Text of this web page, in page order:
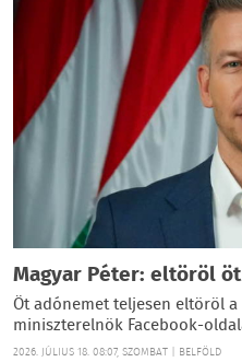
Magyar Péter: eltöröl
Öt adónemet teljesen eltöröl
miniszterelnök Facebook-
2026. JÚLIUS 18. 08:07, SZOMBAT | BELFÖLD